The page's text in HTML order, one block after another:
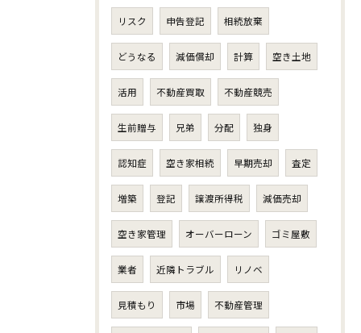
リスク 申告登記 相続放棄
どうなる 減価償却 計算 空き土地
活用 不動産買取 不動産競売
生前贈与 兄弟 分配 独身
認知症 空き家相続 早期売却 査定
増築 登記 譲渡所得税 減価売却
空き家管理 オーバーローン ゴミ屋敷
業者 近隣トラブル リノベ
見積もり 市場 不動産管理